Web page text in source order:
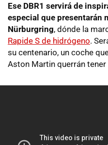
Ese DBR1 servirá de
especial que presentarán
Nürburgring, dónde la
Rapide S de hidrógeno.
su centenario, un coche
Aston Martin querrán tener